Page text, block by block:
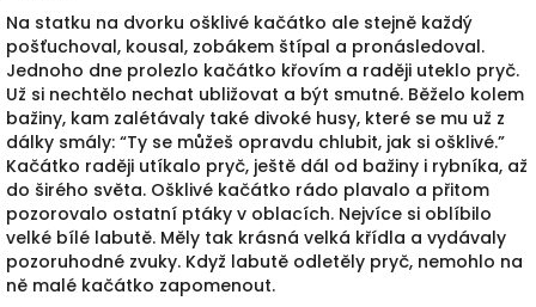
Na statku na dvorku ošklivé kačátko ale stejně každý
pošťuchoval, kousal, zobákem štípal a pronásledoval.
Jednoho dne prolezlo kačátko křovím a raději uteklo pryč.
Už si nechtělo nechat ubližovat a být smutné. Běželo kolem
bažiny, kam zalétávaly také divoké husy, které se mu už z
dálky smály: “Ty se můžeš opravdu chlubit, jak si ošklivé.”
Kačátko raději utíkalo pryč, ještě dál od bažiny i rybníka, až
do širého světa. Ošklivé kačátko rádo plavalo a přitom
pozorovalo ostatní ptáky v oblacích. Nejvíce si oblíbilo
velké bílé labutě. Měly tak krásná velká křídla a vydávaly
pozoruhodné zvuky. Když labutě odletěly pryč, nemohlo na
ně malé kačátko zapomenout.